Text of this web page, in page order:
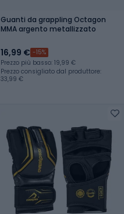
Guanti da grappling Octagon
MMA argento metallizzato
16,99 € -15%
Prezzo più basso: 19,99 €
Prezzo consigliato dal produttore:
33,99 €